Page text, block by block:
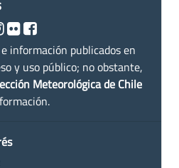
información publicados en
y uso público; no obstante,
Meteorológica de Chile